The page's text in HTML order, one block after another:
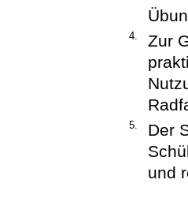
4.
Zur
5.
Der
und